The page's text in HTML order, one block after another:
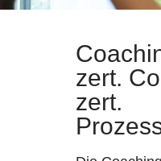
zert.
zert.